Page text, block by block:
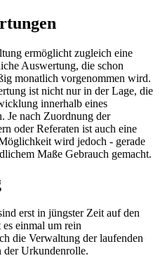
ermöglicht zugleich eine
Auswertung, die schon
monatlich vorgenommen wird.
ist nicht nur in der Lage, die
innerhalb eines
Je nach Zuordnung der
oder Referaten ist auch eine
wird jedoch - gerade
Maße Gebrauch gemacht.
erst in jüngster Zeit auf den
einmal um rein
die Verwaltung der laufenden
der Urkundenrolle.